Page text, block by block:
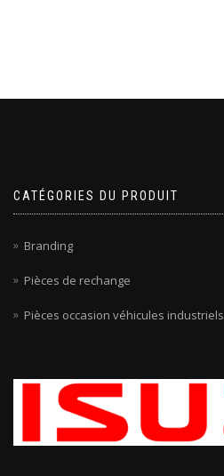
CATÉGORIES DU PRODUIT
Branding
Pièces de rechange
Pièces occasion véhicules industriels